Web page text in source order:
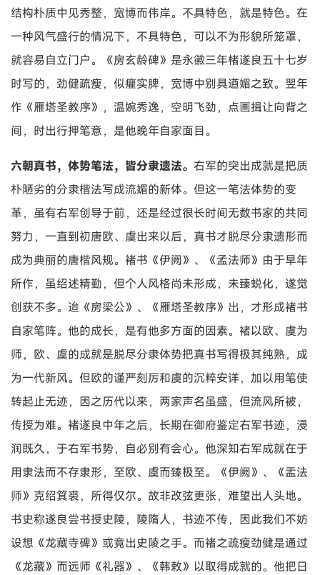
结构朴质中见秀整，宽博而伟岸。不具特色，就是特色。在
一种风气盛行的情况下，不具特色，可以不为形貌所笼罩，
就容易自立门户。《房玄龄碑》是永徽三年楮遂良五十七岁
时写的，劲健疏瘦，似癯实脾，宽博中别具遒媚之致。翌年
作《雁塔圣教序》，温婉秀逸，空明飞劲，点画揖让向背之
间，时出行押笔意，是他晚年自家面目。
六朝真书，体势笔法，皆分隶遗法。 右军的突出成就是把质
朴陋劣的分隶楷法写成流媚的新体。但这一笔法体势的变
革，虽有右军创导于前，还是经过很长时间无数书家的共同
努力，一直到初唐欧、虞出来以后，真书才脱尽分隶遗形而
成为典丽的唐楷风规。褚书《伊阙》、《孟法师》由于早年
所作，虽绍述精勤，但个人风格尚未形成，未臻蜕化，遂觉
创获不多。迨《房梁公》、《雁塔圣教序》出，才形成褚书
自家笔阵。他的成长，是有他多方面的因素。褚以欧、虞为
师，欧、虞的成就是脱尽分隶体势把真书写得极其纯熟，成
为一代新风。但欧的谨严刻厉和虞的沉粹安详，加以用笔使
转起止无迹，因之历代以来，两家声名虽盛，但流风所被，
传授为难。褚遂良中年之后，长期在御府鉴定右军书迹，浸
润既久，于右军书势，自必别有会心。他深知右军成就在于
用隶法而不存隶形，至欧、虞而臻极至。《伊阙》、《盂法
师》克绍箕裘，所得仅尔。故非改弦更张，难望出人头地。
书史称遂良尝书授史陵，陵隋人，书迹不传，因此我们不妨
设想《龙藏寺碑》或竟出史陵之手。而褚之疏瘦劲健是通过
《龙藏》而远师《礼器》、《韩敕》以取得成就的。他把日